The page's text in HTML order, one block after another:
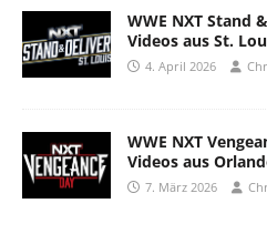
WWE NXT Stand
Videos aus St.
4. April 2026
WWE NXT
Videos aus
7. März 2026